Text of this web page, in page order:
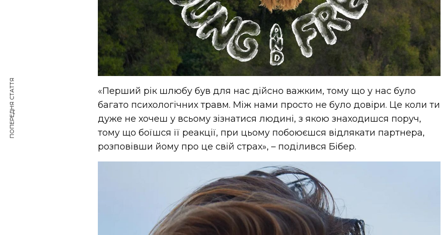
«Перший рік шлюбу був для нас дійсно важким, тому що у нас було
багато психологічних травм. Між нами просто не було довіри. Це коли ти
дуже не хочеш у всьому зізнатися людині, з якою знаходишся поруч,
тому що боїшся її реакції, при цьому побоюєшся відлякати партнера,
розповівши йому про це свій страх», – поділився Бібер.
ПОПЕРЕДНЯ СТАТТЯ